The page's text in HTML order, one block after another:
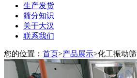
生产发货
筛分知识
关于大汉
联系我们
您的位置： 首页>产品展示>化工振动筛